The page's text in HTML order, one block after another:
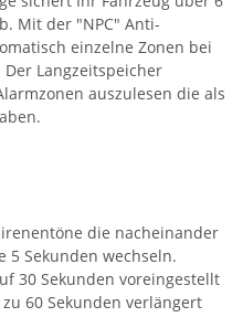
Mit der "NPC" Anti-
einzelne Zonen bei
Langzeitspeicher
auszulesen die als
die nacheinander
5 Sekunden wechseln.
30 Sekunden voreingestellt
60 Sekunden verlängert